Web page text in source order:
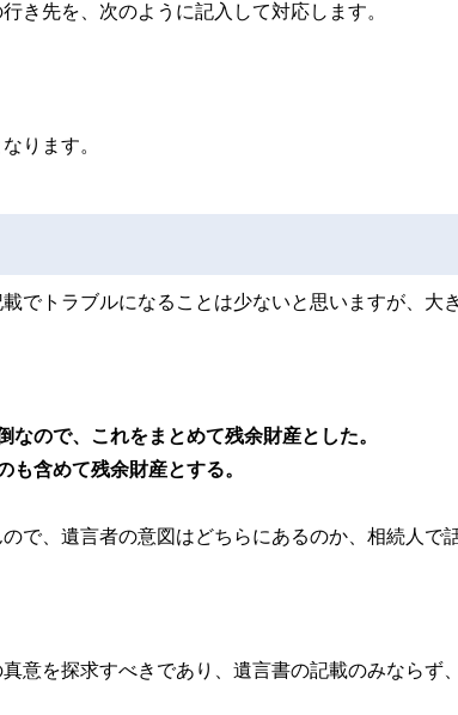
き先を、次のように記入して対応します。
ります。
でトラブルになることは少ないと思いますが、大
なので、これをまとめて残余財産とした。
も含めて残余財産とする。
で、遺言者の意図はどちらにあるのか、相続人で
意を探求すべきであり、遺言書の記載のみならず